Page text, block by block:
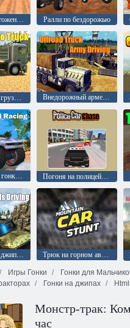
Ралли по бездорожью
Внедорожный грузовой автомобиль 2024 Внедорожный армейский грузовик Вождение
Внедорожник: гонки по бездорожью Погоня на полицейской машине
Трюк на горном автомобиле
Игры Гонки
Гонки для
Гонки на джипах
Монстр-трак:
час